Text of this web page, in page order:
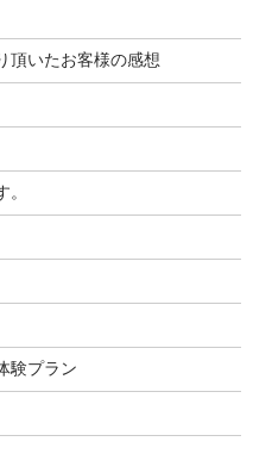
頂いたお客様の感想
験プラン